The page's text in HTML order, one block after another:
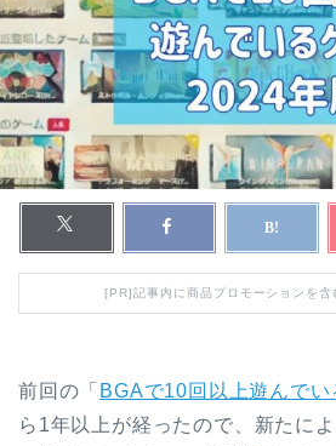
[PR]記事内に商品プロモーションを含
前回の「 BGAで10回以上遊んでい
ら1年以上が経ったので、新たに